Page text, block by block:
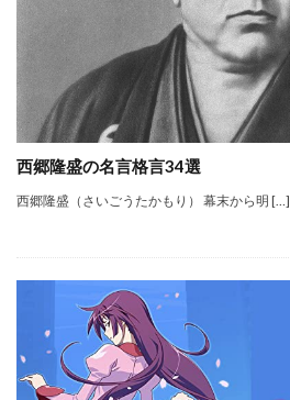
西郷隆盛の名言格言34選
西郷隆盛（さいごうたかもり） 幕末から明 […]